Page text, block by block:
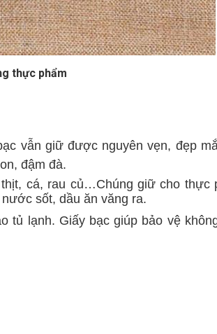
thực phẩm
vẫn giữ được nguyên vẹn, đẹp
đậm đà.
cá, rau củ…Chúng giữ cho thực
sốt, dầu ăn văng ra.
lạnh. Giấy bạc giúp bảo vệ